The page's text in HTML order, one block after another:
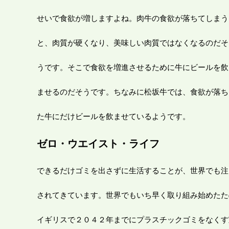
せいで食欲が増しますよね。肉牛の食欲が落ちてしまう
と、肉質が硬くなり、美味しい肉質ではなくなるのだそ
うです。そこで食欲を増進させるために牛にビールを飲
ませるのだそうです。ちなみに松坂牛では、食欲が落ち
た牛にだけビールを飲ませているようです。
ゼロ・ウエイスト・ライフ
できるだけゴミを出さずに生活することが、世界でも
されてきています。世界でもいち早く取り組み始めた
イギリスで２０４２年までにプラスチックゴミをなく